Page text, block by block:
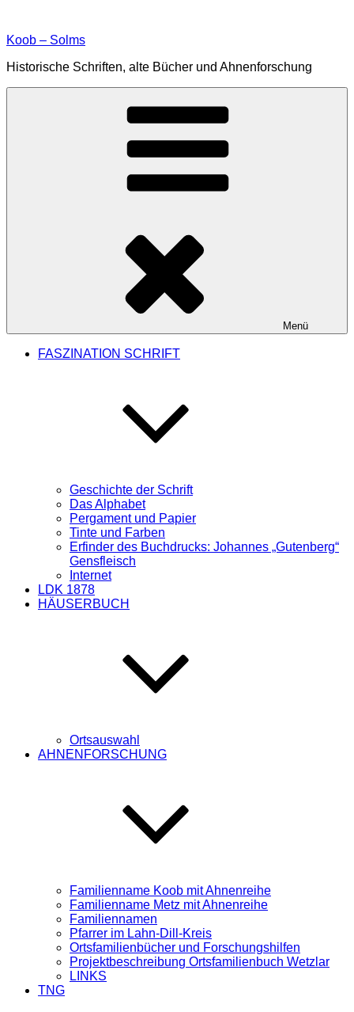
springen
Koob – Solms
Historische Schriften, alte Bücher und Ahnenforschung
Menü
FASZINATION SCHRIFT
Geschichte der Schrift
Das Alphabet
Pergament und Papier
Tinte und Farben
Erfinder des Buchdrucks: Johannes „Gutenberg“
Gensfleisch
Internet
LDK 1878
HÄUSERBUCH
Ortsauswahl
AHNENFORSCHUNG
Familienname Koob mit Ahnenreihe
Familienname Metz mit Ahnenreihe
Familiennamen
Pfarrer im Lahn-Dill-Kreis
Ortsfamilienbücher und Forschungshilfen
Projektbeschreibung Ortsfamilienbuch Wetzlar
LINKS
TNG